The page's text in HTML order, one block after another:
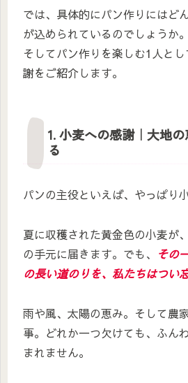
では、具体的にパン作りにはど
が込められているのでしょうか
そしてパン作りを楽しむ1人と
謝をご紹介します。
1. 小麦への感謝｜大地
る
パンの主役といえば、やっぱり小
夏に収穫された黄金色の小麦が
の手元に届きます。でも、
その
の長い道のりを、私たちはつい
雨や風、太陽の恵み。そして農
事。どれか一つ欠けても、ふん
まれません。